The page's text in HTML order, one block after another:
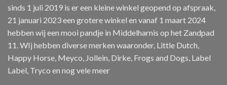
sinds 1 juli 2019 is er een kleine winkel geopend op afspraak,
21 januari 2023 een grotere winkel en vanaf 1 maart 2024
hebben wij een mooi pandje in Middelharnis op het Zandpad
11. WIj hebben diverse merken waaronder, Little Dutch,
Happy Horse, Meyco, Jollein, Dirke, Frogs and Dogs, Label
Label, Tryco en nog vele meer